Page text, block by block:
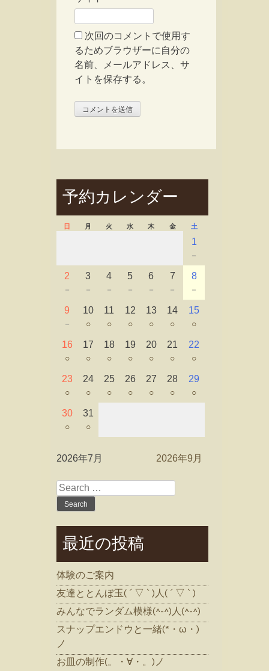
次回のコメントで使用す
るためブラウザーに自分の
名前、メールアドレス、サ
イトを保存する。
予約カレンダー
日 月 火 水 木 金 土
1
－
2
－
3
－
4
－
5
－
6
－
7
－
8
－
9
－
10
○
11
○
12
○
13
○
14
○
15
○
16
○
17
○
18
○
19
○
20
○
21
○
22
○
23
○
24
○
25
○
26
○
27
○
28
○
29
○
30
○
31
○
2026年7月 2026年9月
Search
for:
最近の投稿
体験のご案内
友達ととんぼ玉( ´ ▽ ` )人( ´ ▽ ` )
みんなでランダム模様(^-^)人(^-^)
スナップエンドウと一緒(*・ω・)
ノ
お皿の制作(。・∀・。)ノ